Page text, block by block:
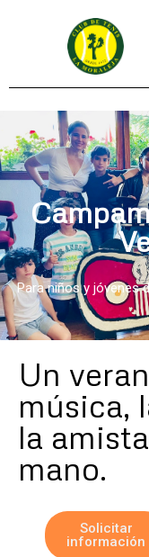
Para niños y jóvenes
Un
música,
la
mano.
Solicitar
información